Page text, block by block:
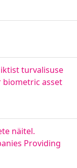
turvalisuse
biometric asset
näitel.
Providing